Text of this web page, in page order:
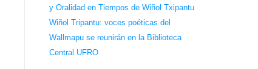
y Oralidad en Tiempos de Wiñol Txipantu
Wiñol Tripantu: voces poéticas del
Wallmapu se reunirán en la Biblioteca
Central UFRO